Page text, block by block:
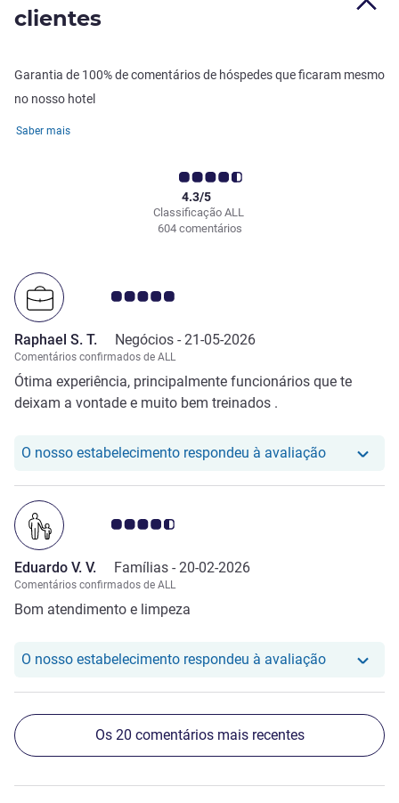
clientes
Garantia de 100% de comentários de hóspedes que ficaram mesmo
no nosso hotel
Saber mais
Classificação ALL
4.3/5
604 comentários
Nota clientes Avis 5.0/5
Raphael S. T. Negócios - 21-05-2026
Comentários confirmados de ALL
Ótima experiência, principalmente funcionários que te
deixam a vontade e muito bem treinados .
O nosso estabelecimento respondeu à avaliaçãoO nosso
Nota clientes Avis 4.5/5
Eduardo V. V. Famílias - 20-02-2026
Comentários confirmados de ALL
Bom atendimento e limpeza
O nosso estabelecimento respondeu à avaliaçãoO nosso
Os 20 comentários mais recentes